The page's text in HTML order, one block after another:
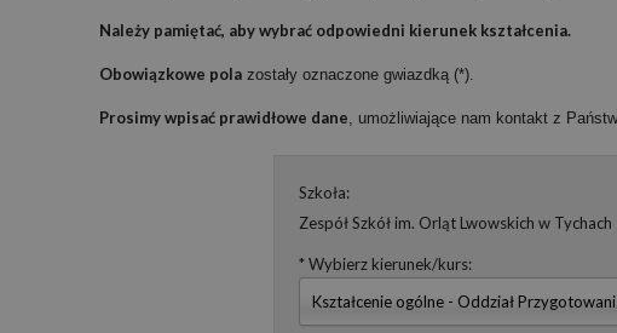
Należy pamiętać, aby wybrać odpowiedni kierunek kształcenia.
Obowiązkowe pola zostały oznaczone gwiazdką (*).
Prosimy wpisać prawidłowe dane, umożliwiające nam kontakt z
Szkoła:
Zespół Szkół im. Orląt Lwowskich w Tychach
* Wybierz kierunek/kurs:
Kształcenie ogólne - Oddział